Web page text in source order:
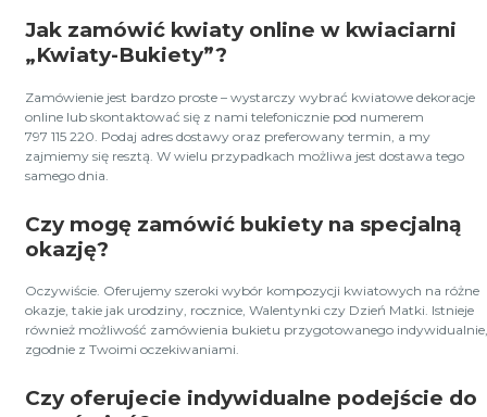
Jak zamówić kwiaty online w kwiaciarni
„Kwiaty-Bukiety”?
Zamówienie jest bardzo proste – wystarczy wybrać kwiatowe dekoracje
online lub skontaktować się z nami telefonicznie pod numerem
797 115 220. Podaj adres dostawy oraz preferowany termin, a my
zajmiemy się resztą. W wielu przypadkach możliwa jest dostawa tego
samego dnia.
Czy mogę zamówić bukiety na specjalną
okazję?
Oczywiście. Oferujemy szeroki wybór kompozycji kwiatowych na różne
okazje, takie jak urodziny, rocznice, Walentynki czy Dzień Matki. Istnieje
również możliwość zamówienia bukietu przygotowanego indywidualnie,
zgodnie z Twoimi oczekiwaniami.
Czy oferujecie indywidualne podejście do